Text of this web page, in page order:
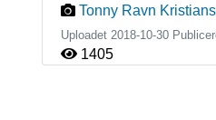
Tonny Ravn
Uploadet 2018-10-30
1405